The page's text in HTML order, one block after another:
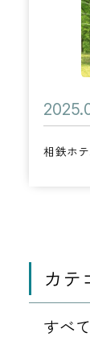
相鉄ホ
公
開
日
2
0
2
月
9
カ
テ
オ
リ
ジ
の
ご
紹
カテ
すべ